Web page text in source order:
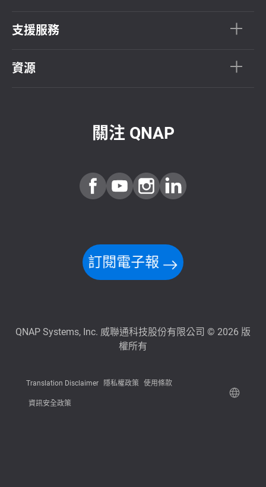
支援服務
資源
關注 QNAP
訂閱電子報
QNAP Systems, Inc. 威聯通科技股份有限公司 © 2026 版
權所有
Translation Disclaimer 隱私權政策 使用條款
資訊安全政策